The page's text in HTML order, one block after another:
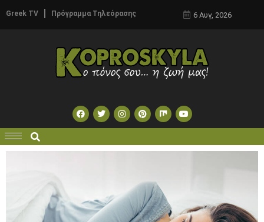
Greek TV Πρόγραμμα Τηλεόρασης 6 Αυγ, 2026